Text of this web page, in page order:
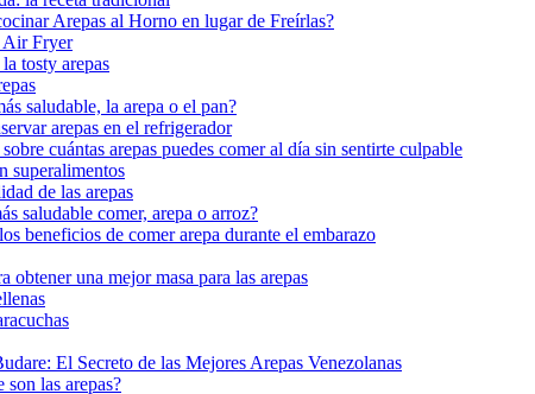
Arepas al Horno en lugar de Freírlas?
Air Fryer
tosty arepas
saludable, la arepa o el pan?
arepas en el refrigerador
cuántas arepas puedes comer al día sin sentirte culpable
superalimentos
de las arepas
saludable comer, arepa o arroz?
beneficios de comer arepa durante el embarazo
obtener una mejor masa para las arepas
El Secreto de las Mejores Arepas Venezolanas
son las arepas?